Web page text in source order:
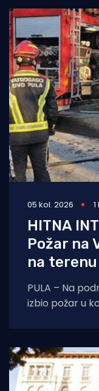
05 kol. 2026
HITNA
Požar na
na terenu
PULA – Na
izbio požar u